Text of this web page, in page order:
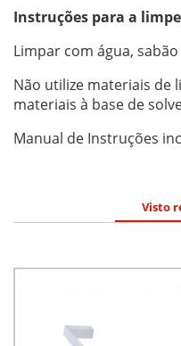
Instruções para a
Limpar com água,
Não utilize materiais de
materiais à base de
Manual de Instruções
Visto